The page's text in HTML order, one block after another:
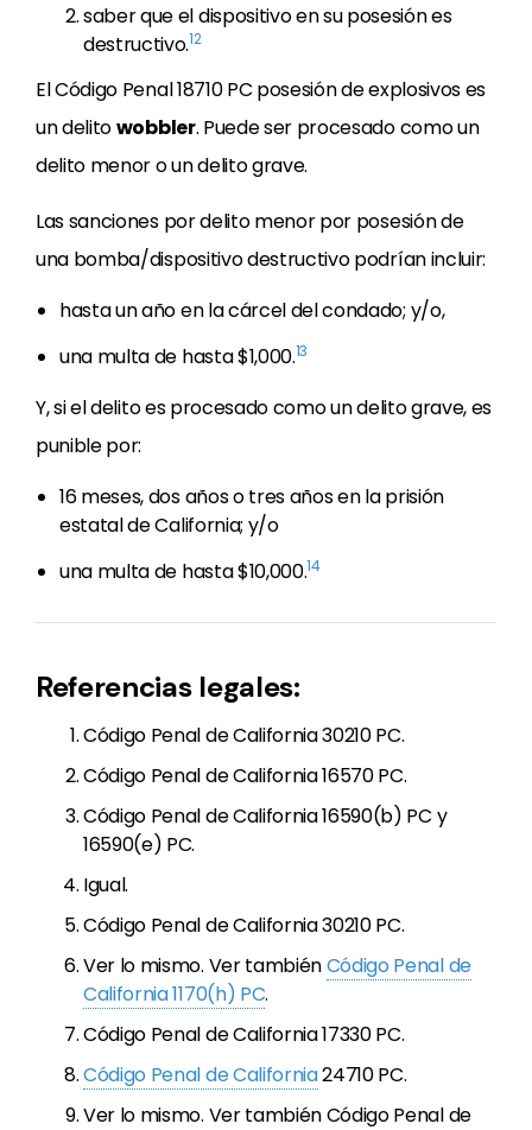
saber que el dispositivo en su posesión es
destructivo.12
El Código Penal 18710 PC posesión de explosivos es
un delitowobbler. Puede ser procesado como un
delito menor o un delito grave.
Las sanciones por delito menor por posesión de
una bomba/dispositivo destructivo podrían incluir:
hasta un año en la cárcel del condado; y/o,
una multa de hasta $1,000.13
Y, si el delito es procesado como un delito grave, es
punible por:
16 meses, dos años o tres años en la prisión
estatal de California; y/o
una multa de hasta $10,000.14
Referencias legales:
Código Penal de California 30210 PC.
Código Penal de California 16570 PC.
Código Penal de California 16590(b) PC y
16590(e) PC.
Igual.
Código Penal de California 30210 PC.
Ver lo mismo. Ver tambiénCódigo Penal de
California 1170(h) PC.
Código Penal de California 17330 PC.
Código Penal de California24710 PC.
Ver lo mismo. Ver también Código Penal de